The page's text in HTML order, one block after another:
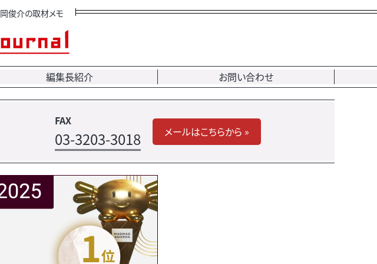
俊介の取材メモ
編集長紹介 お問い合わせ
FAX
03-3203-3018 メールはこちらから »